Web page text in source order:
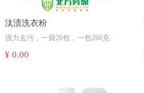
汰渍洗衣粉
强力去污，一袋20包，一包260克.
¥ 0.00